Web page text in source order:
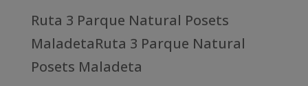
Ruta 3 Parque Natural Posets
MaladetaRuta 3 Parque Natural
Posets Maladeta